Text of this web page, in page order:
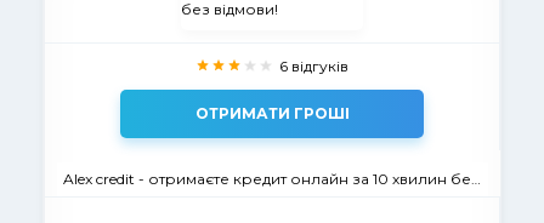
6 відгуків
ОТРИМАТИ ГРОШІ
Alex credit - отримаєте кредит онлайн за 10 хвилин без відмови!